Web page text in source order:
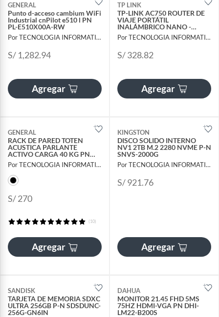
GENERAL
Punto d-acceso cambium WiFi
Industrial cnPilot e510 l PN
PL-E510X00A-RW
Por TECNOLOGIA INFORMATICA Y CONSULTORIA
S/ 1,282.94
Agregar
TP LINK
TP-LINK AC750 ROUTER DE
VIAJE PORTÁTIL
INALÁMBRICO NANO -
PUENTE WIFI EXTENSOR DE
RANGO-PUNTO DE ACCESO-
BOLSILLO TL-WR902AC
RENOVADO
Por TECNOLOGIA INFORMATICA Y CONSULTORIA
S/ 328.82
Agregar
GENERAL
RACK DE PARED TOTEN
ACUSTICA PARLANTE
ACTIVO CARGA 40 KG PN
SPK272
Por TECNOLOGIA INFORMATICA Y CONSULTORIA
S/ 270
(10)
Agregar
KINGSTON
DISCO SOLIDO INTERNO
NV1 2TB M.2 2280 NVME P-N
SNVS-2000G
Por TECNOLOGIA INFORMATICA Y CONSULTORIA
S/ 921.76
Agregar
SANDISK
TARJETA DE MEMORIA SDXC
ULTRA 256GB P-N SDSDUNC-
256G-GN6IN
DAHUA
MONITOR 21.45 FHD 5MS
75HZ HDMI-VGA PN DHI-
LM22-B200S